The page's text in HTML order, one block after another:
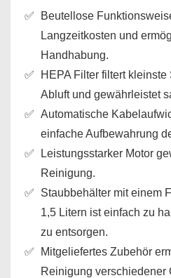
Beutellose
Langzeitkosten und
Handhabung.
HEPA Filter filtert
Abluft und gewährleistet
Automatische
einfache Aufbewahrung
Leistungsstarker Motor
Reinigung.
Staubbehälter mit einem
1,5 Litern ist einfach zu
zu entsorgen.
Mitgeliefertes Zubehör
Reinigung verschiedener